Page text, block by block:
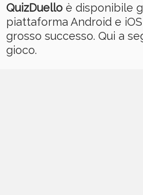
QuizDuello è disponibile
piattaforma Android e
grosso successo. Qui a
gioco.